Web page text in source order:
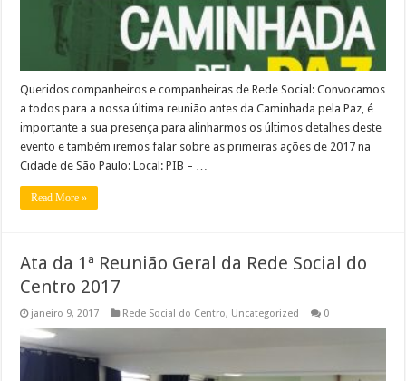
Queridos companheiros e companheiras de Rede Social: Convocamos
a todos para a nossa última reunião antes da Caminhada pela Paz, é
importante a sua presença para alinharmos os últimos detalhes deste
evento e também iremos falar sobre as primeiras ações de 2017 na
Cidade de São Paulo: Local: PIB – …
Read More »
Ata da 1ª Reunião Geral da Rede Social do
Centro 2017
janeiro 9, 2017 Rede Social do Centro, Uncategorized 0